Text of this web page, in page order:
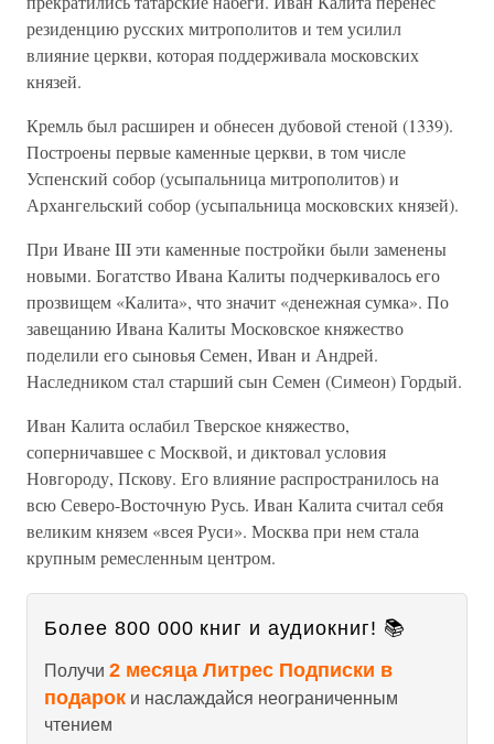
резиденцию русских митрополитов и тем усилил
влияние церкви, которая поддерживала московских
князей.
Кремль был расширен и обнесен дубовой стеной (1339).
Построены первые каменные церкви, в том числе
Успенский собор (усыпальница митрополитов) и
Архангельский собор (усыпальница московских князей).
При Иване III эти каменные постройки были заменены
новыми. Богатство Ивана Калиты подчеркивалось его
прозвищем «Калита», что значит «денежная сумка». По
завещанию Ивана Калиты Московское княжество
поделили его сыновья Семен, Иван и Андрей.
Наследником стал старший сын Семен (Симеон) Гордый.
Иван Калита ослабил Тверское княжество,
соперничавшее с Москвой, и диктовал условия
Новгороду, Пскову. Его влияние распространилось на
всю Северо-Восточную Русь. Иван Калита считал себя
великим князем «всея Руси». Москва при нем стала
крупным ремесленным центром.
Более 800 000 книг и аудиокниг! 📚
Получи 2 месяца Литрес Подписки в
подарок и наслаждайся неограниченным
чтением